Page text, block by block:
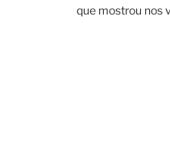
que mostrou nos